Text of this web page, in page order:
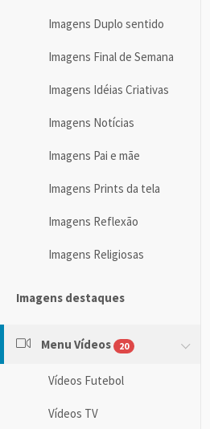
Imagens Duplo sentido
Imagens Final de Semana
Imagens Idéias Criativas
Imagens Notícias
Imagens Pai e mãe
Imagens Prints da tela
Imagens Reflexão
Imagens Religiosas
Imagens destaques
Menu Vídeos 20
Vídeos Futebol
Vídeos TV